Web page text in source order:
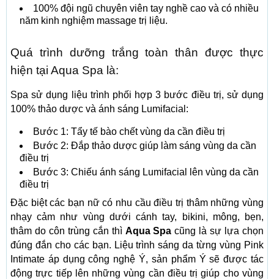
100% đội ngũ chuyên viên tay nghề cao và có nhiều
năm kinh nghiệm massage trị liệu.
Quá trình dưỡng trắng toàn thân được thực
hiện tại Aqua Spa là:
Spa sử dụng liệu trình phối hợp 3 bước điều trị, sử dụng
100% thảo dược và ánh sáng Lumifacial:
Bước 1: Tẩy tế bào chết vùng da cần điều trị
Bước 2: Đắp thảo dược giúp làm sáng vùng da cần
điều trị
Bước 3: Chiếu ánh sáng Lumifacial lên vùng da cần
điều trị
Đặc biệt các bạn nữ có nhu cầu điều trị thâm những vùng
nhạy cảm như vùng dưới cánh tay, bikini, mông, bẹn,
thâm do côn trùng cắn thì Aqua Spa cũng là sự lựa chọn
đúng đắn cho các bạn. Liệu trình sáng da từng vùng Pink
Intimate áp dụng công nghệ Ý, sản phẩm Ý sẽ được tác
động trực tiếp lên những vùng cần điều trị giúp cho vùng